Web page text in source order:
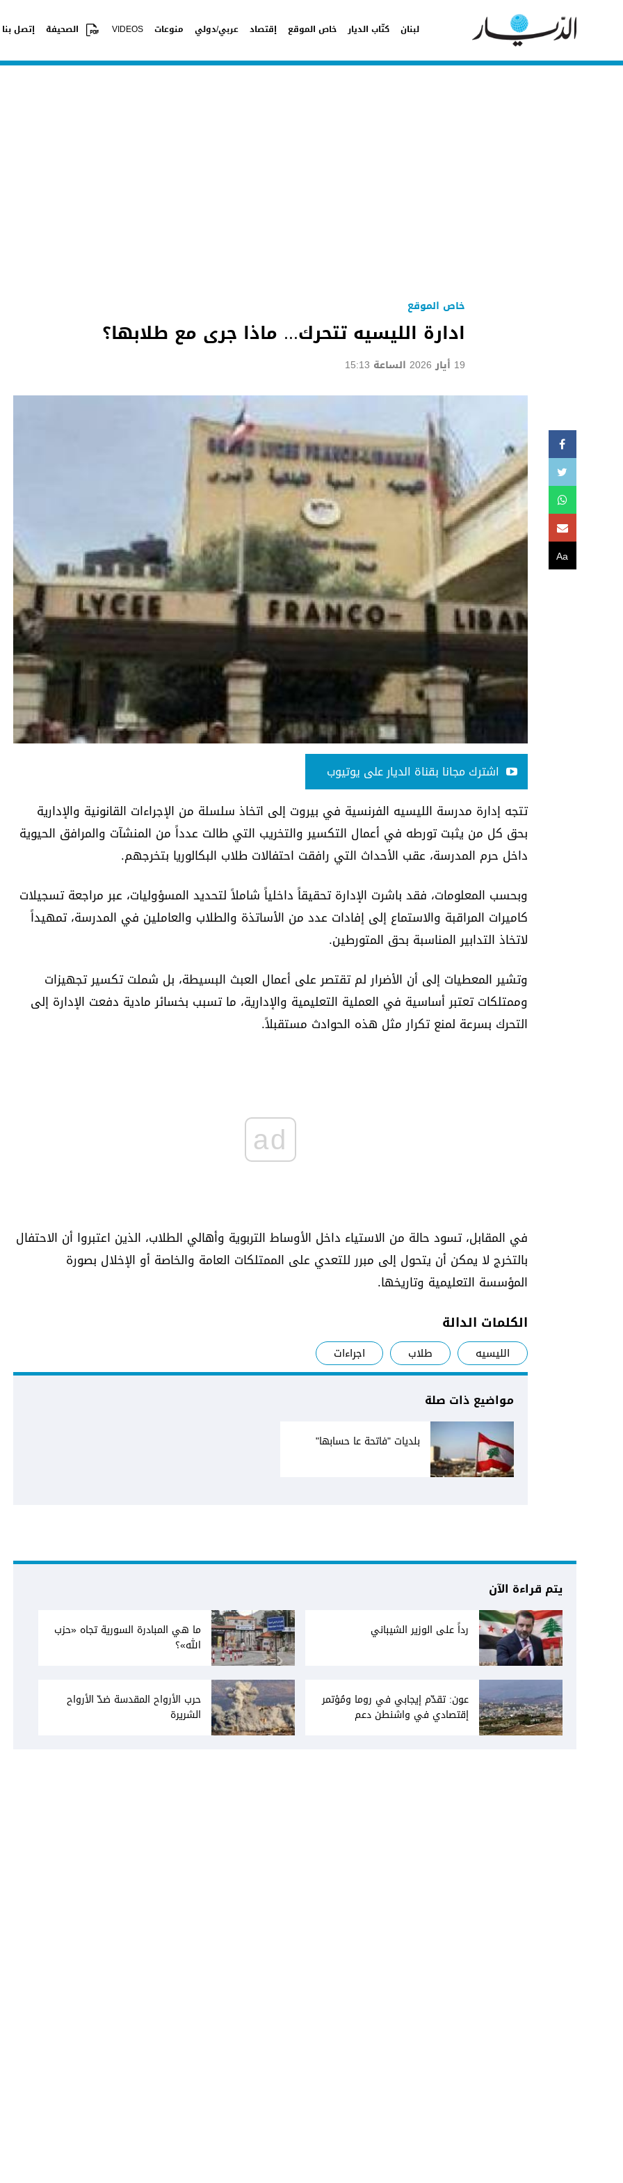
لبنان كتّاب الديار خاص الموقع إقتصاد عربي/دولي منوعات VIDEOS الصحيفة إتصل بنا
خاص الموقع
ادارة الليسيه تتحرك... ماذا جرى مع طلابها؟
19 أيار 2026 الساعة 15:13
Aa
اشترك مجانا بقناة الديار على يوتيوب
تتجه إدارة مدرسة الليسيه الفرنسية في بيروت إلى اتخاذ سلسلة من الإجراءات القانونية والإدارية
بحق كل من يثبت تورطه في أعمال التكسير والتخريب التي طالت عدداً من المنشآت والمرافق الحيوية
داخل حرم المدرسة، عقب الأحداث التي رافقت احتفالات طلاب البكالوريا بتخرجهم.
وبحسب المعلومات، فقد باشرت الإدارة تحقيقاً داخلياً شاملاً لتحديد المسؤوليات، عبر مراجعة تسجيلات
كاميرات المراقبة والاستماع إلى إفادات عدد من الأساتذة والطلاب والعاملين في المدرسة، تمهيداً
لاتخاذ التدابير المناسبة بحق المتورطين.
وتشير المعطيات إلى أن الأضرار لم تقتصر على أعمال العبث البسيطة، بل شملت تكسير تجهيزات
وممتلكات تعتبر أساسية في العملية التعليمية والإدارية، ما تسبب بخسائر مادية دفعت الإدارة إلى
التحرك بسرعة لمنع تكرار مثل هذه الحوادث مستقبلاً.
ad
في المقابل، تسود حالة من الاستياء داخل الأوساط التربوية وأهالي الطلاب، الذين اعتبروا أن الاحتفال
بالتخرج لا يمكن أن يتحول إلى مبرر للتعدي على الممتلكات العامة والخاصة أو الإخلال بصورة
المؤسسة التعليمية وتاريخها.
الكلمات الدالة
الليسيه طلاب اجراءات
مواضيع ذات صلة
بلديات "فاتحة عا حسابها"
يتم قراءة الآن
رداً على الوزير الشيباني
ما هي المبادرة السورية تجاه «حزب
الله»؟
عون: تقدّم إيجابي في روما ومُؤتمر
إقتصادي في واشنطن دعم
حرب الأرواح المقدسة ضدّ الأرواح
الشريرة